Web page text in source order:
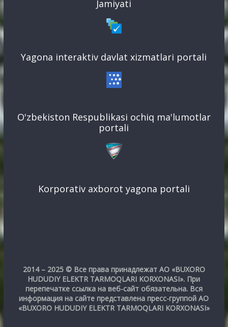
Jamiyati
Yagona interaktiv davlat xizmatlari portali
O'zbekiston Respublikasi ochiq ma'lumotlar
portali
Korporativ axborot yagona portali
2014 – 2025 © Все права принадлежат АО «BUXORO
HUDUDIY ELEKTR TARMOQLARI KORXONASI». При
перепечатке ссылка на веб-сайт обязательна. Вся
информация на сайте представлена пресс-группой АО
«BUXORO HUDUDIY ELEKTR TARMOQLARI KORXONASI»